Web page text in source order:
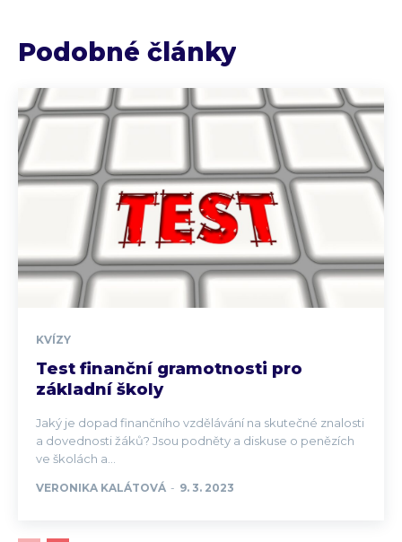
Podobné články
KVÍZY
Test finanční gramotnosti pro
základní školy
Jaký je dopad finančního vzdělávání na skutečné znalosti
a dovednosti žáků? Jsou podněty a diskuse o penězích
ve školách a...
VERONIKA KALÁTOVÁ - 9. 3. 2023